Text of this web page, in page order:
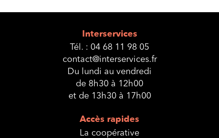
Interservices
Tél. : 04 68 11 98 05
contact@interservices.fr
Du lundi au vendredi
de 8h30 à 12h00
et de 13h30 à 17h00
Accès rapides
La coopérative